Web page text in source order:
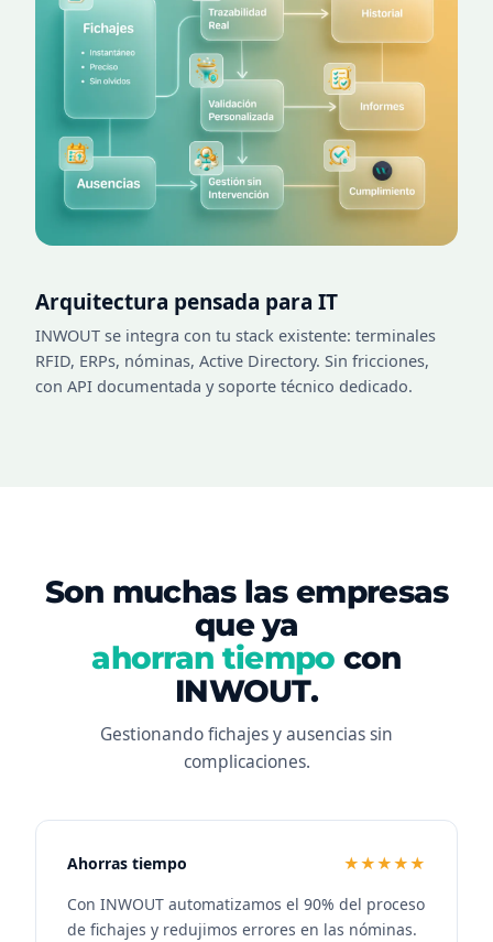
Arquitectura pensada para IT
INWOUT se integra con tu stack existente: terminales
RFID, ERPs, nóminas, Active Directory. Sin fricciones,
con API documentada y soporte técnico dedicado.
Son muchas las empresas
que ya
ahorran tiempo con
INWOUT.
Gestionando fichajes y ausencias sin
complicaciones.
Ahorras tiempo
★★★★★
Con INWOUT automatizamos el 90% del proceso
de fichajes y redujimos errores en las nóminas.